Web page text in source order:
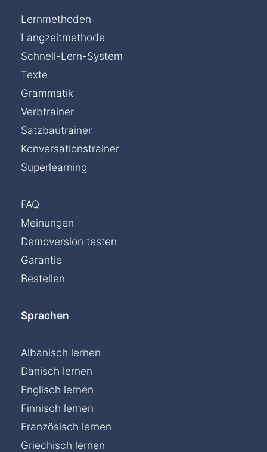
Lernmethoden
Langzeitmethode
Schnell-Lern-System
Texte
Grammatik
Verbtrainer
Satzbautrainer
Konversationstrainer
Superlearning
FAQ
Meinungen
Demoversion testen
Garantie
Bestellen
Sprachen
Albanisch lernen
Dänisch lernen
Englisch lernen
Finnisch lernen
Französisch lernen
Griechisch lernen